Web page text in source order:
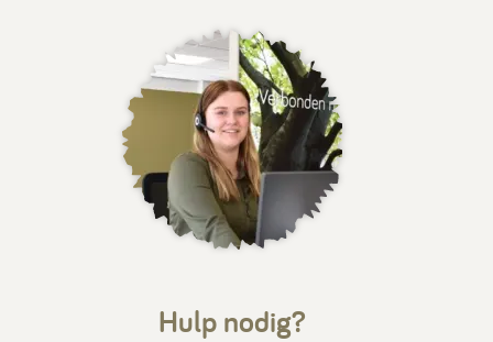
Hulp nodig?